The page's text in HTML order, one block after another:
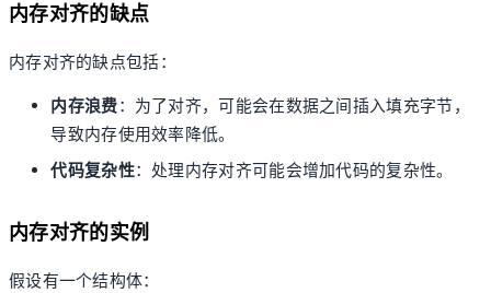
内存对齐的缺点
内存对齐的缺点包括：
内存浪费：为了对齐，可能会在数据之间插入填充字节，
导致内存使用效率降低。
代码复杂性：处理内存对齐可能会增加代码的复杂性。
内存对齐的实例
假设有一个结构体：